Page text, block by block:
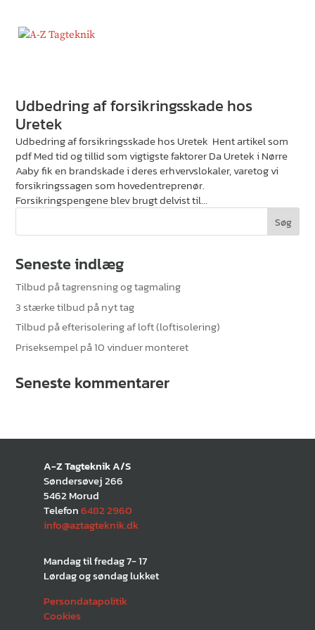
Udbedring af forsikringsskade hos
Uretek
Udbedring af forsikringsskade hos Uretek Hent artikel som
pdf Med tid og tillid som vigtigste faktorer Da Uretek i Nørre
Aaby fik en brandskade i deres erhvervslokaler, varetog vi
forsikringssagen som hovedentreprenør.
Forsikringspengene blev brugt delvist til...
Seneste indlæg
Tilbud på tagrensning og tagmaling
3 stærke tilbud på nyt tag
Tilbud på efterisolering af loft (loftisolering)
Priseksempel på 10 vinduer monteret
Seneste kommentarer
A-Z Tagteknik A/S
Søndersøvej 266
5462 Morud
Telefon6482 2960
info@aztagteknik.dk
Mandag til fredag 7- 17
Lørdag og søndag lukket
Persondatapolitik
Cookies